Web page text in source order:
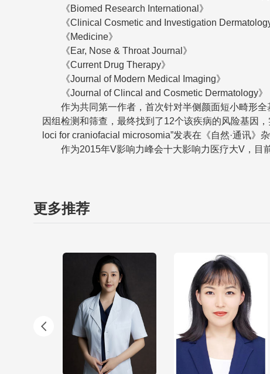
《Biomed Research International》
《Clinical Cosmetic and Investigation Dermatology
《Medicine》
《Ear, Nose & Throat Journal》
《Current Drug Therapy》
《Journal of Modern Medical Imaging》
《Journal of Clincal and Cosmetic Dermatology》
作为共同第一作者，首次针对半侧颜面短小畸形全
因组检测和筛查，最终找到了12个该疾病的风险基因
loci for craniofacial microsomia”发表在《自然·通讯》
作为2015年V影响力峰会十大影响力医疗大V，目前
更多推荐